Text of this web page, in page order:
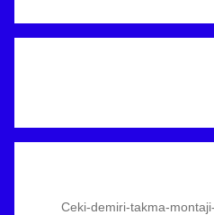
Ceki-demiri-takma-